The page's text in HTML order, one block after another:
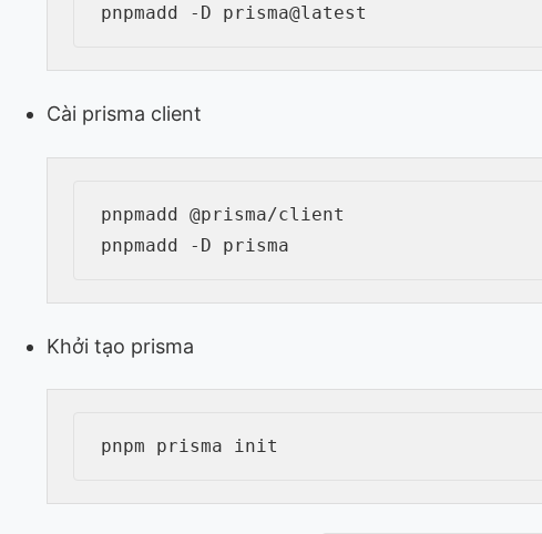
pnpmadd
Cài prisma client
pnpmadd
pnpmadd
Khởi tạo prisma
pnpm